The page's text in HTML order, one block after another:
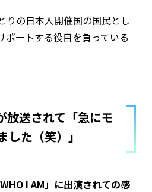
の日本人――開催国の国民とし
ポートする役目を負っている
放送されて「急にモ
した（笑）」
I AM」に出演されての感